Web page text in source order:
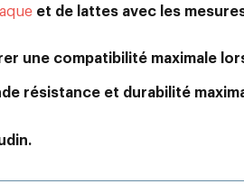
et de lattes avec les
une compatibilité maximale
résistance et durabilité